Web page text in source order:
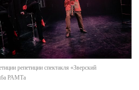
репетиции спектакля «Зверский
РАМТа